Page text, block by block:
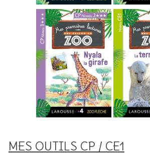
MES OUTILS CP / CE1